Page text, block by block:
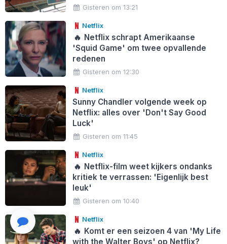
Gisteren om 13:21
Netflix
🔥 Netflix schrapt Amerikaanse
'Squid Game' om twee opvallende
redenen
Gisteren om 12:30
Netflix
Sunny Chandler volgende week op
Netflix: alles over 'Don't Say Good
Luck'
Gisteren om 11:45
Netflix
🔥 Netflix-film weet kijkers ondanks
kritiek te verrassen: 'Eigenlijk best
leuk'
Gisteren om 10:40
Netflix
🔥 Komt er een seizoen 4 van 'My Life
with the Walter Boys' op Netflix?